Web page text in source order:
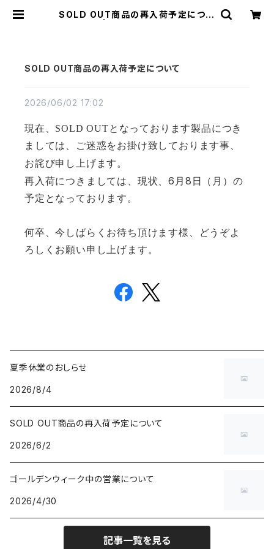
SOLD OUT商品の再入荷予定につい
SOLD OUT商品の再入荷予定について
2026/06/02 17:02
現在、SOLD OUTとなっております製品につき
ましては、ご迷惑をお掛け致しております事、
お詫び申し上げます。
再入荷につきましては、現状、6 月 8 日（月）の
予定となっております。
何卒、今しばらくお待ち頂けます様、どうぞよ
ろしくお願い申し上げます。
夏季休業のおしらせ
2026/8/4
SOLD OUT商品の再入荷予定について
2026/6/2
ゴールデンウィーク中の営業について
2026/4/30
記事一覧を見る